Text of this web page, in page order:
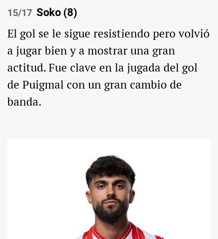
/17 Soko (8)
El gol se le sigue resistiendo pero volvió
a jugar bien y a mostrar una gran
actitud. Fue clave en la jugada del gol
de Puigmal con un gran cambio de
banda.